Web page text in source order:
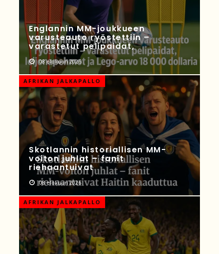
Englannin MM-joukkueen
varusteauto ryöstettiin –
varastetut pelipaidat,
08 elokuun 2026
AFRIKAN JALKAPALLO
Skotlannin historiallisen MM-
voiton juhlat – fanit
riehaantuivat
08 elokuun 2026
AFRIKAN JALKAPALLO